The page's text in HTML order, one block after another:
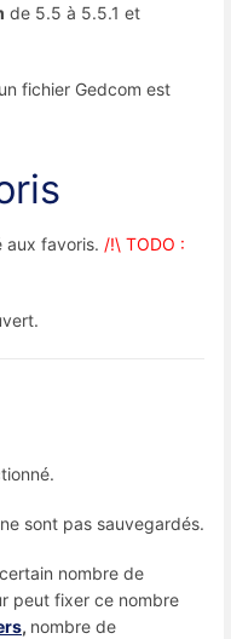
de 5.5 à 5.5.1 et
fichier Gedcom est
aux favoris. /!\ TODO :
sont pas sauvegardés.
nombre de
peut fixer ce nombre
, nombre de